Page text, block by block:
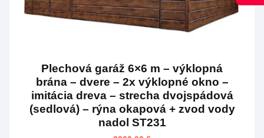
Plechová garáž 6×6 m – výklopná
brána – dvere – 2x výklopné okno –
imitácia dreva – strecha dvojspádová
(sedlová) – rýna okapová + zvod vody
nadol ST231